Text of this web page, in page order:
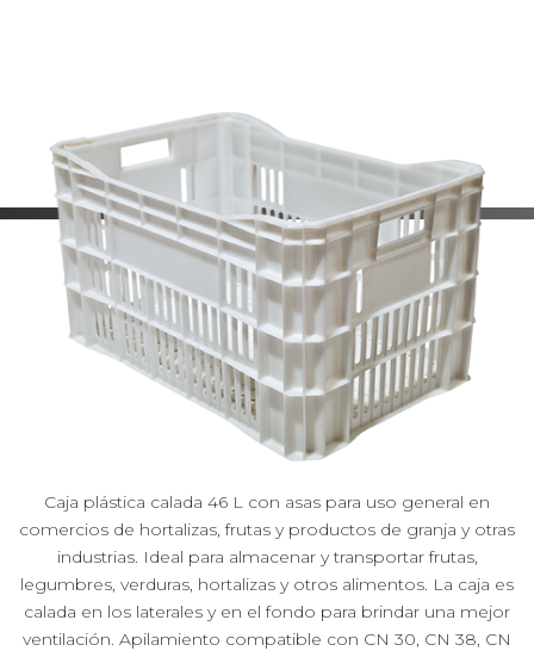
Caja plástica calada 46 L con asas para uso general en
comercios de hortalizas, frutas y productos de granja y otras
industrias. Ideal para almacenar y transportar frutas,
legumbres, verduras, hortalizas y otros alimentos. La caja es
calada en los laterales y en el fondo para brindar una mejor
ventilación. Apilamiento compatible con CN 30, CN 38, CN